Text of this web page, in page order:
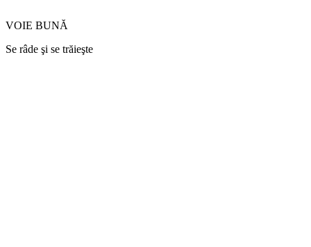
VOIE BUNĂ
Se râde şi se trăieşte